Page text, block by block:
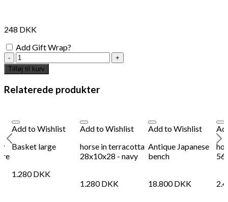
248 DKK
Add Gift Wrap?
Woven
basket
34x31cm
antal
Tilføj til kurv
Relaterede produkter
Add to Wishlist
Basket large
1.280DKK
Add to Wishlist
horse in terracotta
28x10x28 - navy
1.280DKK
Add to Wishlist
Antique Japanese
bench
18.800DKK